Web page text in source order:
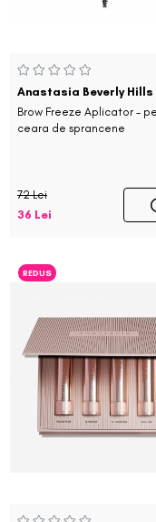
Anastasia Beverly Hills
Brow Freeze Aplicator -
ceara de sprancene
72 Lei
36 Lei
REDUS